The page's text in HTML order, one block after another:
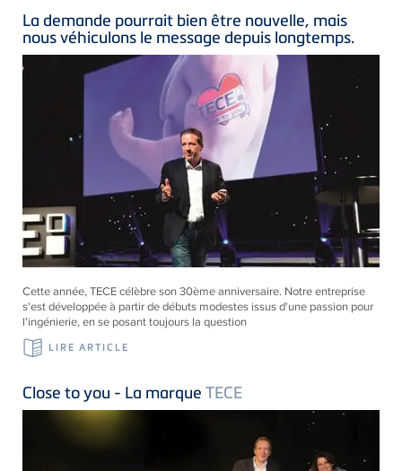
Cette année, TECE célèbre son 30ème anniversaire. Notre entreprise
s'est développée à partir de débuts modestes issus d'une passion pour
l'ingénierie, en se posant toujours la question
LIRE ARTICLE
La demande pourrait bien être nouvelle, mais
nous véhiculons le message depuis longtemps.
Close to you - La marque TECE